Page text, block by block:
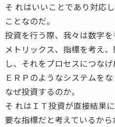
そ れはいいことであり対応
ことなのだ。
投資を行う際、我々は数字を
メトリックス、指標を考え
し、それをプロセスにつなげ
ＥＲＰのようなシステムを
なぜ投資するのか。
そ れはＩＴ投資が直接結果
要な指標だと考えているから